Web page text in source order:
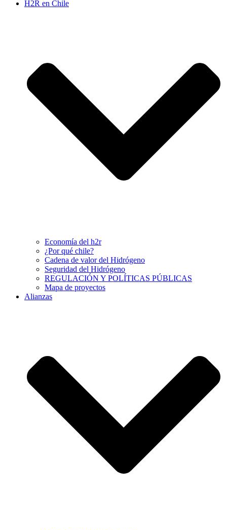
H2R en Chile
Economía del h2r
¿Por qué chile?
Cadena de valor del Hidrógeno
Seguridad del Hidrógeno
REGULACIÓN Y POLÍTICAS PÚBLICAS
Mapa de proyectos
Alianzas